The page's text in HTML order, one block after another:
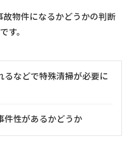
物件になるかどうかの判断
す。
るなどで特殊清掃が必要に
件性があるかどうか